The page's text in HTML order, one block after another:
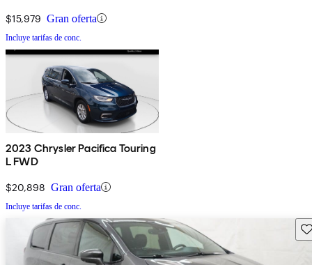
$15,979 Gran oferta
Incluye tarifas de conc.
2023 Chrysler Pacifica Touring
L FWD
$20,898 Gran oferta
Incluye tarifas de conc.